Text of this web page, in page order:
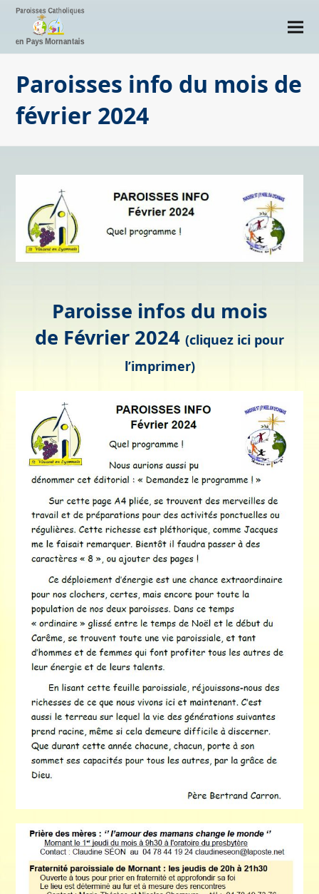
Paroisses info du mois de
février 2024
Paroisse infos du mois
de Février 2024 (cliquez ici pour
l’imprimer)